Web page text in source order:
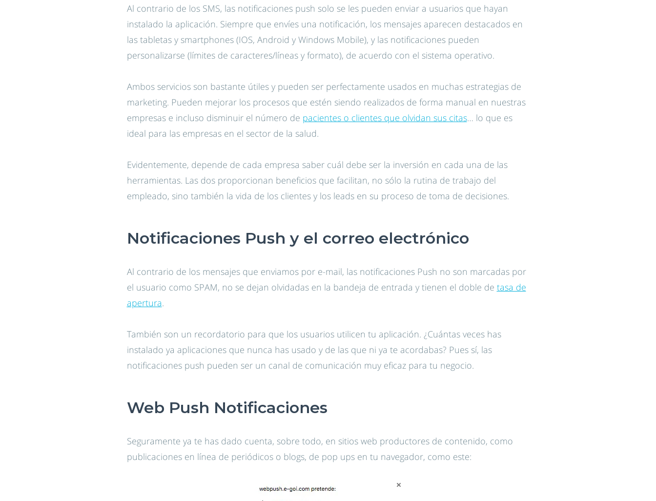
Al contrario de los SMS, las notificaciones push solo se les pueden enviar a usuarios que hayan
instalado la aplicación. Siempre que envíes una notificación, los mensajes aparecen destacados en
las tabletas y smartphones (IOS, Android y Windows Mobile), y las notificaciones pueden
personalizarse (límites de caracteres/líneas y formato), de acuerdo con el sistema operativo.
Ambos servicios son bastante útiles y pueden ser perfectamente usados en muchas estrategias de
marketing. Pueden mejorar los procesos que estén siendo realizados de forma manual en nuestras
empresas e incluso disminuir el número de pacientes o clientes que olvidan sus citas… lo que es
ideal para las empresas en el sector de la salud.
Evidentemente, depende de cada empresa saber cuál debe ser la inversión en cada una de las
herramientas. Las dos proporcionan beneficios que facilitan, no sólo la rutina de trabajo del
empleado, sino también la vida de los clientes y los leads en su proceso de toma de decisiones.
Notificaciones Push y el correo electrónico
Al contrario de los mensajes que enviamos por e-mail, las notificaciones Push no son marcadas por
el usuario como SPAM, no se dejan olvidadas en la bandeja de entrada y tienen el doble de tasa de
apertura.
También son un recordatorio para que los usuarios utilicen tu aplicación. ¿Cuántas veces has
instalado ya aplicaciones que nunca has usado y de las que ni ya te acordabas? Pues sí, las
notificaciones push pueden ser un canal de comunicación muy eficaz para tu negocio.
Web Push Notificaciones
Seguramente ya te has dado cuenta, sobre todo, en sitios web productores de contenido, como
publicaciones en línea de periódicos o blogs, de pop ups en tu navegador, como este: